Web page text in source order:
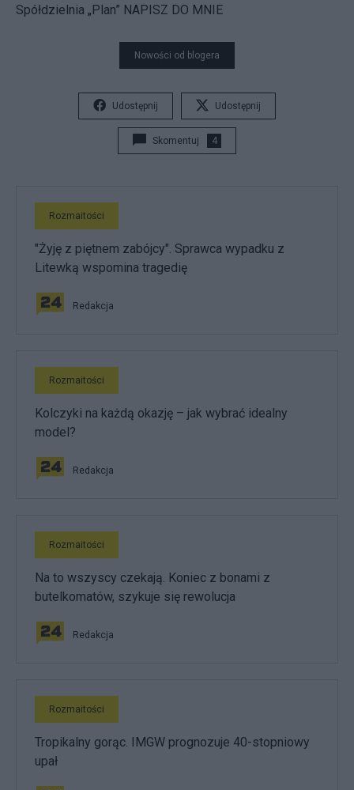
Spółdzielnia „Plan” NAPISZ DO MNIE
Nowości od blogera
Udostępnij Udostępnij
Skomentuj 4
Rozmaitości
"Żyję z piętnem zabójcy". Sprawca wypadku z
Litewką wspomina tragedię
Redakcja
Rozmaitości
Kolczyki na każdą okazję – jak wybrać idealny
model?
Redakcja
Rozmaitości
Na to wszyscy czekają. Koniec z bonami z
butelkomatów, szykuje się rewolucja
Redakcja
Rozmaitości
Tropikalny gorąc. IMGW prognozuje 40-stopniowy
upał